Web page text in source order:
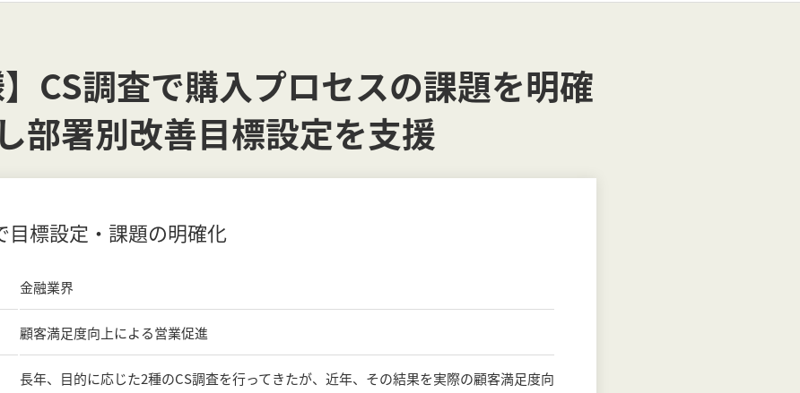
】CS調査で購入プロセスの課題を明確
部署別改善目標設定を支援
目標設定・課題の明確化
金融業界
顧客満足度向上による営業促進
長年、目的に応じた2種のCS調査を行ってきたが、近年、その結果を実際の顧客満足度向